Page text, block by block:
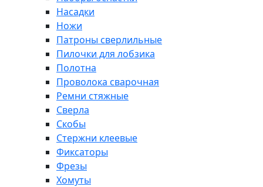
Насадки
Ножи
Патроны сверлильные
Пилочки для лобзика
Полотна
Проволока сварочная
Ремни стяжные
Сверла
Скобы
Стержни клеевые
Фиксаторы
Фрезы
Хомуты